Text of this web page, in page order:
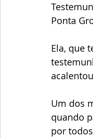
Ponta
Ela, que
Um dos
quando
por